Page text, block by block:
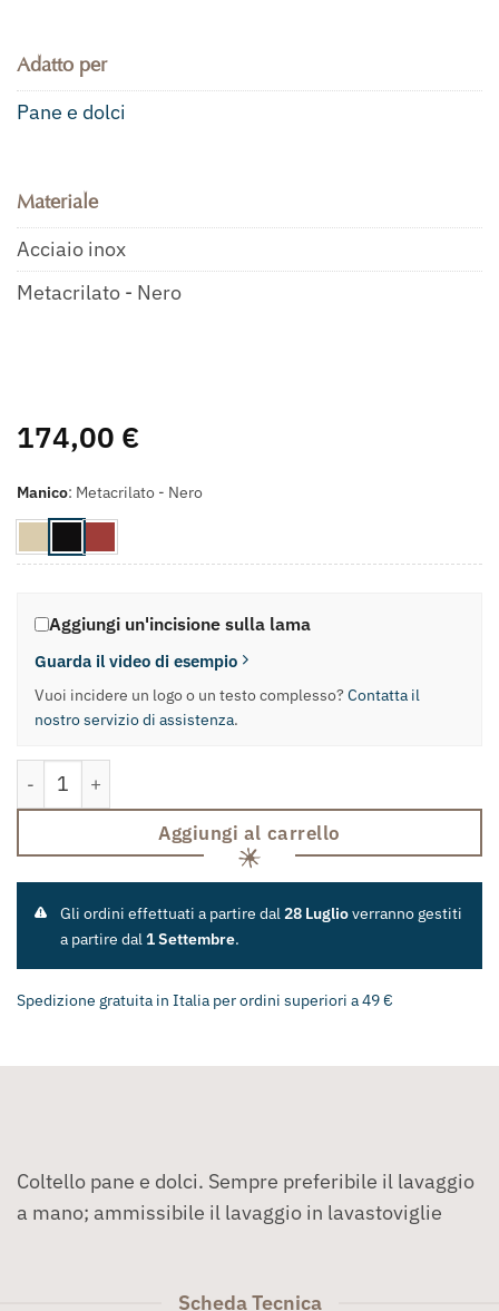
Adatto per
Pane e dolci
Materiale
Acciaio inox
Metacrilato - Nero
174,00 €
Manico: Metacrilato - Nero
Aggiungi un'incisione sulla lama
Guarda il video di esempio
Vuoi incidere un logo o un testo complesso? Contatta il
nostro servizio di assistenza.
Coltello Pane quantità
Aggiungi al carrello
Gli ordini effettuati a partire dal 28 Luglioverranno gestiti
a partire dal1 Settembre.
Spedizione gratuita in Italia per ordini superiori a 49 €
Coltello pane e dolci. Sempre preferibile il lavaggio
a mano; ammissibile il lavaggio in lavastoviglie
Scheda Tecnica